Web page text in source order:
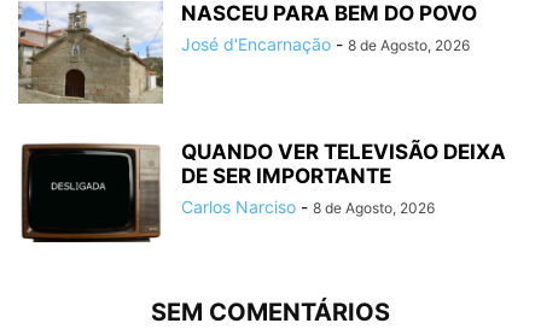
NASCEU PARA BEM DO POVO
José d'Encarnação - 8 de Agosto, 2026
QUANDO VER TELEVISÃO DEIXA
DE SER IMPORTANTE
Carlos Narciso - 8 de Agosto, 2026
SEM COMENTÁRIOS